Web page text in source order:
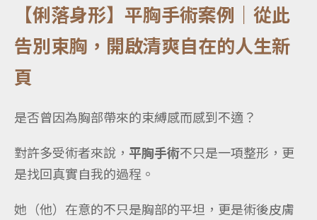
【俐落身形】平胸手術案例｜從此
告別束胸，開啟清爽自在的人生新
頁
是否曾因為胸部帶來的束縛感而感到不適？
對許多受術者來說， 平胸手術不只是一項整形，更
是找回真實自我的過程。
她（他）在意的不只是胸部的平坦，更是術後皮膚